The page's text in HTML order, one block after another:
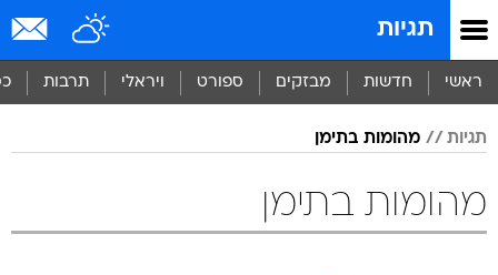
תגיות
ראשי חדשות מבזקים ספורט ויראלי תרבות
תגיות מהומות בתימן
מהומות בתימן